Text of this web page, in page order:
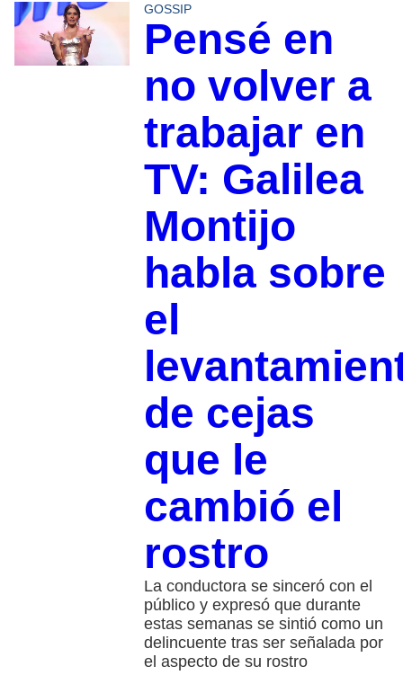
GOSSIP
Pensé en
no volver a
trabajar en
TV: Galilea
Montijo
habla sobre
el
de cejas
que le
cambió el
rostro
La conductora se sinceró con el
público y expresó que durante
estas semanas se sintió como un
delincuente tras ser señalada por
el aspecto de su rostro